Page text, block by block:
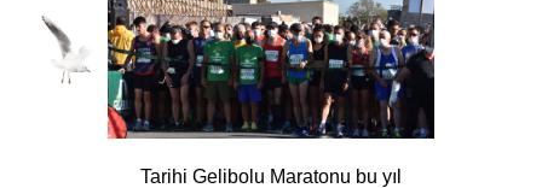
Tarihi Gelibolu Maratonu bu yıl